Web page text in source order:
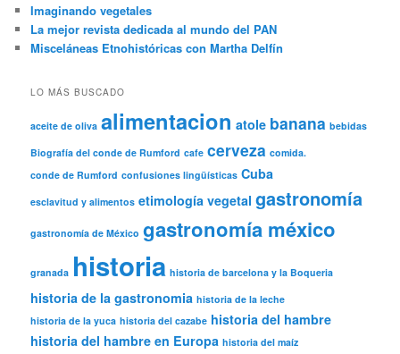
Imaginando vegetales
La mejor revista dedicada al mundo del PAN
Misceláneas Etnohistóricas con Martha Delfín
LO MÁS BUSCADO
aceite de oliva alimentacion atole banana bebidas
Biografía del conde de Rumford cafe cerveza comida.
conde de Rumford confusiones lingüísticas Cuba
esclavitud y alimentos etimología vegetal gastronomía
gastronomía de México gastronomía méxico
granada historia historia de barcelona y la Boqueria
historia de la gastronomia historia de la leche
historia de la yuca historia del cazabe historia del hambre
historia del hambre en Europa historia del maíz